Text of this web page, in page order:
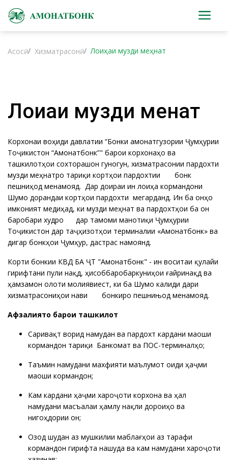
Асосӣ Хизматрасонӣ Лоиҳаи музди меҳнат
Лоиҳаи музди меҳнат
Корхонаи воҳиди давлатии “Бонки амонатгузории Ҷумҳурии
Тоҷикистон “Амонатбонк”" барои корхонаҳо ва
ташкилотҳои сохторашон гуногун, хизматрасонии пардохти
музди меҳнатро тариқи кортҳои пардохтии бонкӣ
пешниҳод менамояд. Дар доираи ин лоиҳа кормандони
Шумо дорандаи кортҳои пардохти мегарданд. Ин ба онҳо
имконият медиҳад, ки музди меҳнат ва пардохтҳои ба он
баробари худро дар тамоми манотиқи Ҷумҳурии
Тоҷикистон дар таҷҳизотҳои терминалии «Амонатбонк» ва
дигар бонкҳои Ҷумҳурӣ, дастрас намоянд.
Корти бонкии КВД БА ҶТ "Амонатбонк" - ин воситаи қулайи
гирифтани пули нақд, ҳисоббаробаркуниҳои ғайринақдӣ ва
ҳамзамон олоти молиявиест, ки ба Шумо калиди дари
хизматрасониҳои нави бонкиро пешнињод менамояд.
Афзалиятҳо барои ташкилот
Саривақт ворид намудан ва пардохт кардани маоши
кормандон тариқи Банкомат ва ПОС-терминалҳо;
Таъмин намудани махфияти маълумот оиди ҳаҷми
маоши кормандон;
Кам кардани ҳаҷми хароҷоти корхона ва ҳал
намудани масъалаи ҳамлу нақли дороиҳо ва
нигоҳдории он;
Озод шудан аз мушкилии маблағҳои аз тарафи
кормандон гирифта нашуда ва кам намудани хароҷоти